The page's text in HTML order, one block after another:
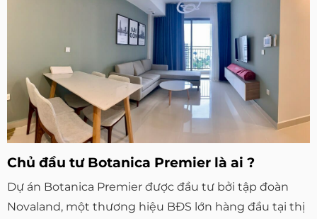
Chủ đầu tư Botanica Premier là ai ?
Dự án Botanica Premier được đầu tư bởi tập đoàn
Novaland, một thương hiệu BĐS lớn hàng đầu tại thị